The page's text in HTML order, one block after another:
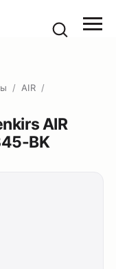
/ AIR /
AIR
BK